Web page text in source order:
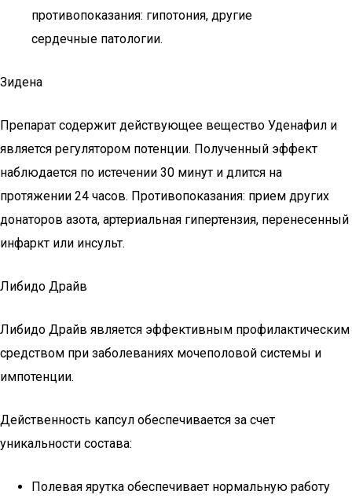
противопоказания: гипотония, другие
сердечные патологии.
Зидена
Препарат содержит действующее вещество Уденафил и
является регулятором потенции. Полученный эффект
наблюдается по истечении 30 минут и длится на
протяжении 24 часов. Противопоказания: прием других
донаторов азота, артериальная гипертензия, перенесенный
инфаркт или инсульт.
Либидо Драйв
Либидо Драйв является эффективным профилактическим
средством при заболеваниях мочеполовой системы и
импотенции.
Действенность капсул обеспечивается за счет
уникальности состава:
Полевая ярутка обеспечивает нормальную работу